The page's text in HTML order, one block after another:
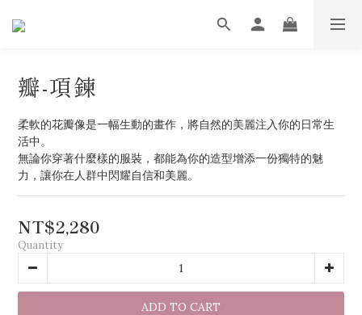
瓣-項鍊
柔軟的花瓣像是一幅生動的畫作，將自然的美麗注入你的日常生
活中。
無論你穿著什麼樣的服裝，都能為你的造型增添一份獨特的魅
力，讓你在人群中閃耀自信和美麗。
NT$2,280
Quantity
ADD TO CART